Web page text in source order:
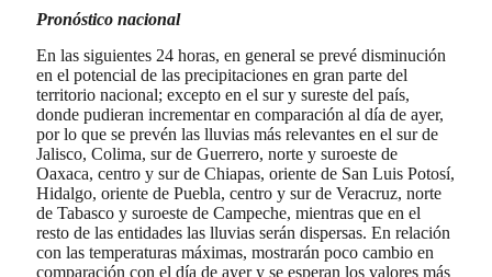
Pronóstico nacional
En las siguientes 24 horas, en general se prevé disminución
en el potencial de las precipitaciones en gran parte del
territorio nacional; excepto en el sur y sureste del país,
donde pudieran incrementar en comparación al día de ayer,
por lo que se prevén las lluvias más relevantes en el sur de
Jalisco, Colima, sur de Guerrero, norte y suroeste de
Oaxaca, centro y sur de Chiapas, oriente de San Luis Potosí,
Hidalgo, oriente de Puebla, centro y sur de Veracruz, norte
de Tabasco y suroeste de Campeche, mientras que en el
resto de las entidades las lluvias serán dispersas. En relación
con las temperaturas máximas, mostrarán poco cambio en
comparación con el día de ayer y se esperan los valores más